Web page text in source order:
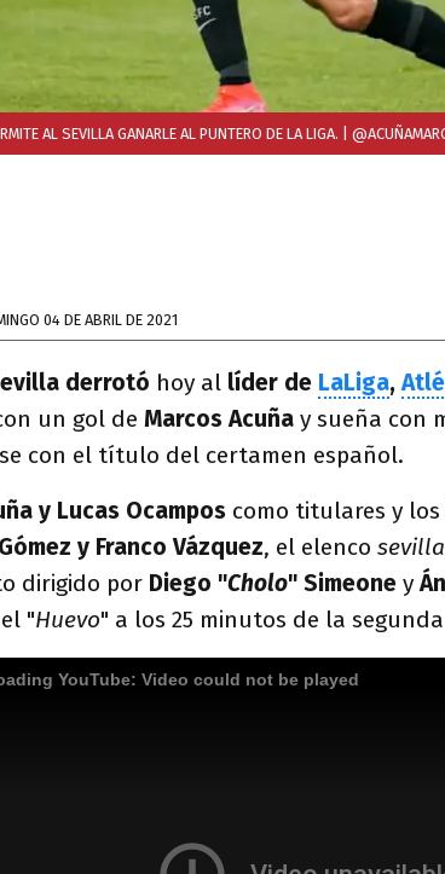
AL SEVILLA GANARLE AL PUNTERO DE LA LIGA. |
04 DE ABRIL DE 2021
derrotó hoy al líder de LaLiga,
un gol de Marcos Acuña y sueña con
con el título del certamen español.
y Lucas Ocampos como titulares y
y Franco Vázquez, el elenco
dirigido por Diego "Cholo" Simeone y
"Huevo" a los 25 minutos de la